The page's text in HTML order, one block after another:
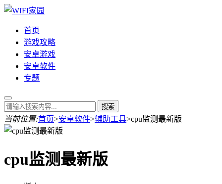
首页
游戏攻略
安卓游戏
安卓软件
专题
当前位置:首页>安卓软件>辅助工具>cpu监测最新版
cpu监测最新版